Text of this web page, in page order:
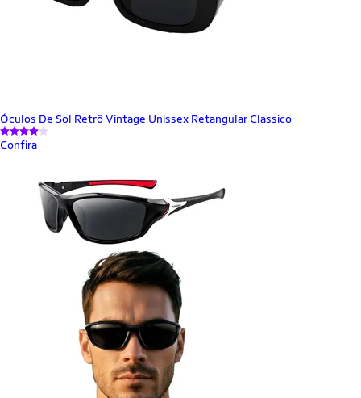
Óculos De Sol Retrô Vintage Unissex Retangular Classico
Confira